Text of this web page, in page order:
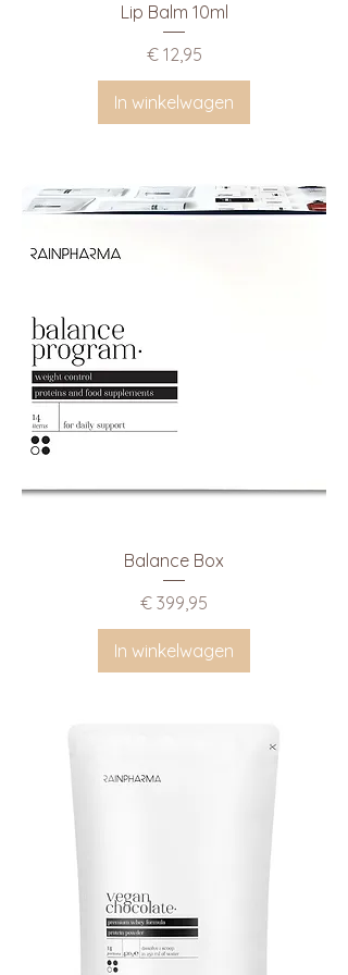
Lip Balm 10ml
Prijs
€ 12,95
In winkelwagen
Balance Box
Prijs
€ 399,95
In winkelwagen